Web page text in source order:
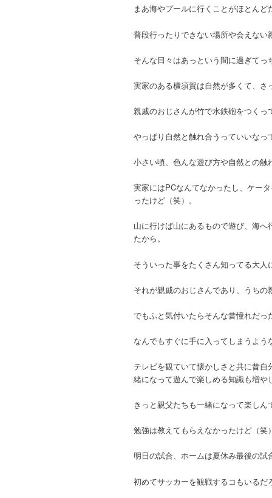
まあ海やプールに行くことがほとん
普段行ったりできない場所や会えな
そんな日々はあっという間に過ぎて
実家のある横須賀は自然が多くて、
親戚のおじさんが竹で水鉄砲をつく
やっぱり自然と触れ合うっていいなっ
小さい頃、色んな遊び方や自然との
実家にはPCなんてなかったし、ケー
ったけど（笑）。
山に行けば山にあるもので遊び、海
たから。
そういった事をたくさん知ってる大
それが親戚のおじさんであり、うち
でもふと気付いたらそんな昔憧れだ
なんでもすぐに手に入ってしまうよ
テレビを観ていて懐かしさと共に昔
緒になって遊んで楽しめる知識も増や
きっと親父たちも一緒になって楽しん
勉強は教えてもらえなかったけど（
明日の試合、ホームは夏休み最後の試
初めてサッカーを観戦するコもいる